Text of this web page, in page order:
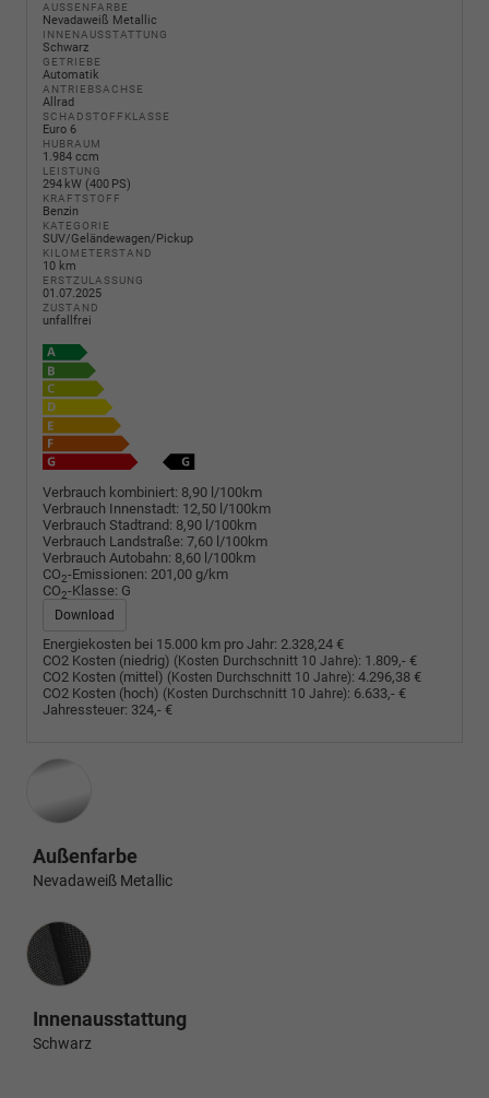
AUSSENFARBE
Nevadaweiß Metallic
INNENAUSSTATTUNG
Schwarz
GETRIEBE
Automatik
ANTRIEBSACHSE
Allrad
SCHADSTOFFKLASSE
Euro 6
HUBRAUM
1.984 ccm
LEISTUNG
294 kW (400 PS)
KRAFTSTOFF
Benzin
KATEGORIE
SUV/Geländewagen/Pickup
KILOMETERSTAND
10 km
ERSTZULASSUNG
01.07.2025
ZUSTAND
unfallfrei
Verbrauch kombiniert: 8,90 l/100km
Verbrauch Innenstadt: 12,50 l/100km
Verbrauch Stadtrand: 8,90 l/100km
Verbrauch Landstraße: 7,60 l/100km
Verbrauch Autobahn: 8,60 l/100km
CO2-Emissionen: 201,00 g/km
CO2-Klasse: G
Download
Energiekosten bei 15.000 km pro Jahr: 2.328,24 €
CO2 Kosten (niedrig) (Kosten Durchschnitt 10 Jahre): 1.809,- €
CO2 Kosten (mittel) (Kosten Durchschnitt 10 Jahre): 4.296,38 €
CO2 Kosten (hoch) (Kosten Durchschnitt 10 Jahre): 6.633,- €
Jahressteuer: 324,- €
Außenfarbe
Nevadaweiß Metallic
Innenausstattung
Innenausstattung
Schwarz